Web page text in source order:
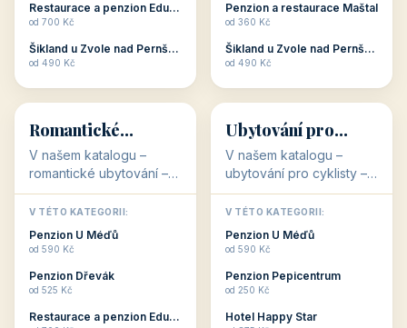
Restaurace a penzion Eduard
od 700 Kč
Šikland u Zvole nad Pernštejnem
od 490 Kč
Penzion a restaurace Maštal
od 360 Kč
Šikland u Zvole nad Pernštejnem
od 490 Kč
💕
💕
Romantické
ubytování
V našem katalogu –
romantické ubytování –
jsou pro Vás připraveny
objekty, které svojí
stavbou, polohou anebo
zaměřením nabízí
Romantické ...
V TÉTO KATEGORII:
Penzion U Méďů
od 590 Kč
Penzion Dřevák
od 525 Kč
Restaurace a penzion Eduard
🚴
🚴
32 objektů
Ubytování pro
cyklisty
V našem katalogu –
ubytování pro cyklisty –
jsou pro Vás připraveny
objekty, které jsou na
milovníky cykloturistiky
připraveny. Většinou mají
V TÉTO KATEGORII:
Penzion U Méďů
od 590 Kč
Penzion Pepicentrum
od 250 Kč
Hotel Happy Star